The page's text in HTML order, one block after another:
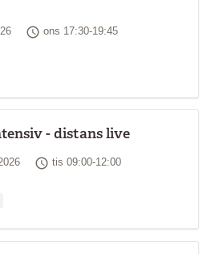
Tid
ons 17:30-19:45
- distans live
Tid
tis 09:00-12:00